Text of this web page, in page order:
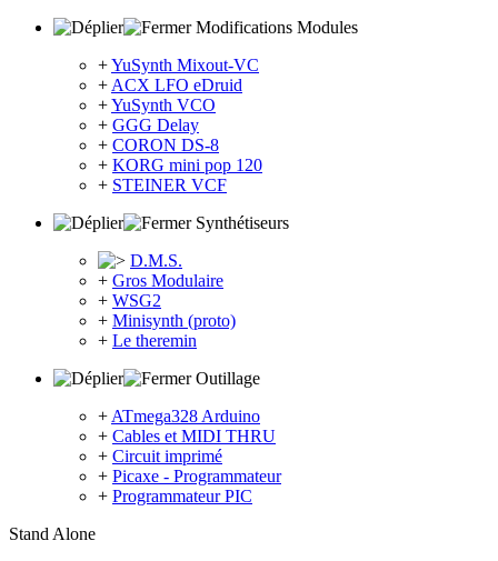
Modifications Modules
+YuSynth Mixout-VC
+ ACX LFO eDruid
+YuSynth VCO
+ GGG Delay
+ CORON DS-8
+ KORG mini pop 120
+ STEINER VCF
Synthétiseurs
D.M.S.
+ Gros Modulaire
+ WSG2
+ Minisynth (proto)
+ Le theremin
Outillage
+ ATmega328 Arduino
+ Cables et MIDI THRU
+ Circuit imprimé
+ Picaxe - Programmateur
+ Programmateur PIC
Stand Alone